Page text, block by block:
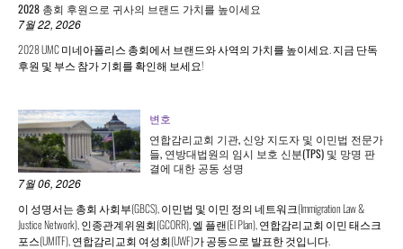
2028 총회 후원으로 귀사의 브랜드 가치를 높이세요
7월 22, 2026
2028 UMC 미네아폴리스 총회에서 브랜드와 사역의 가치를 높이세요. 지금 단독
후원 및 부스 참가 기회를 확인해 보세요!
변호
연합감리교회 기관, 신앙 지도자 및 이민법 전문가
들, 연방대법원의 임시 보호 신분(TPS) 및 망명 판
결에 대한 공동 성명
7월 06, 2026
이 성명서는 총회 사회부(GBCS), 이민법 및 이민 정의 네트워크(Immigration Law &
Justice Network), 인종관계위원회(GCORR), 엘 플랜(El Plan), 연합감리교회 이민 태스크
포스(UMITF), 연합감리교회 여성회(UWF)가 공동으로 발표한 것입니다.